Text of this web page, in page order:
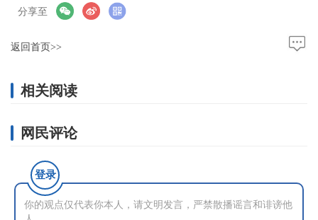
分享至
返回首页>>
相关阅读
网民评论
登录